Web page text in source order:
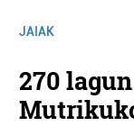
JAIAK
270